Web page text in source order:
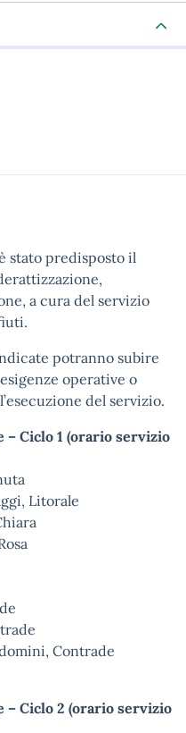
stato predisposto il
a cura del servizio
potranno subire
operative o
del servizio.
Ciclo 1 (orario servizio
Litorale
Contrade
Ciclo 2 (orario servizio